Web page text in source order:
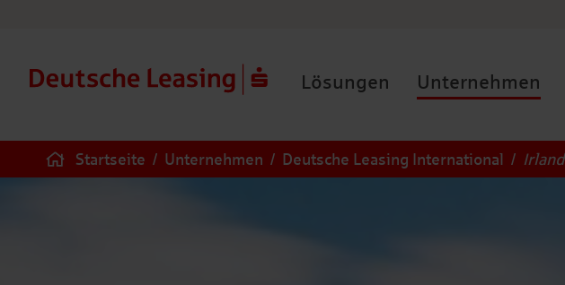
Lösungen Unternehmen
Startseite / Unternehmen / Deutsche Leasing International / Irland